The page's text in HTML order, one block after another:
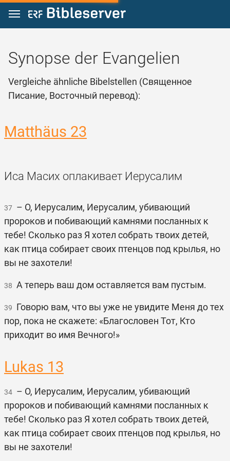
Zum Inhalt springen
Synopse der Evangelien
Vergleiche ähnliche Bibelstellen (Священное
Писание, Восточный перевод):
Matthäus 23
Иса Масих оплакивает Иерусалим
37 – О, Иерусалим, Иерусалим, убивающий
пророков и побивающий камнями посланных к
тебе! Сколько раз Я хотел собрать твоих детей,
как птица собирает своих птенцов под крылья, но
вы не захотели!
38 А теперь ваш дом оставляется вам пустым.
39 Говорю вам, что вы уже не увидите Меня до тех
пор, пока не скажете: «Благословен Тот, Кто
приходит во имя Вечного!»
Lukas 13
34 – О, Иерусалим, Иерусалим, убивающий
пророков и побивающий камнями посланных к
тебе! Сколько раз Я хотел собрать твоих детей,
как птица собирает своих птенцов под крылья, но
вы не захотели!